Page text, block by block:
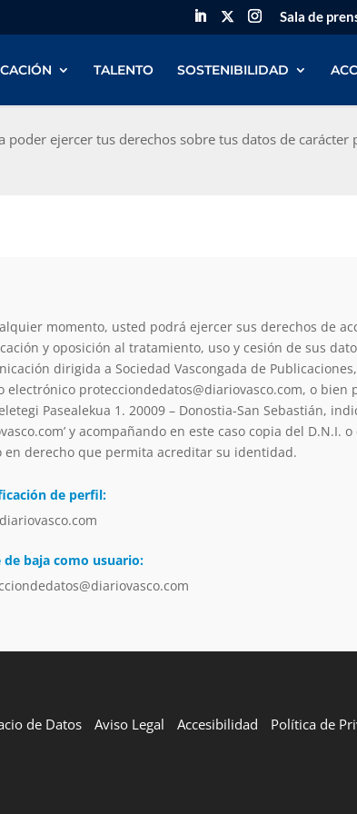
Sala de
TALENTO SOSTENIBILIDAD
ejercer tus derechos sobre tus datos de carácter
momento, usted podrá ejercer sus derechos de
y oposición al tratamiento, uso y cesión de sus
dirigida a Sociedad Vascongada de
electrónico protecciondedatos@diariovasco.com, o
Pasealekua 1. 20009 – Donostia-San Sebastián,
y acompañando en este caso copia del D.N.I.
en derecho que permita acreditar su identidad.
de perfil:
de baja como usuario:
de Datos Aviso Legal Accesibilidad Política de